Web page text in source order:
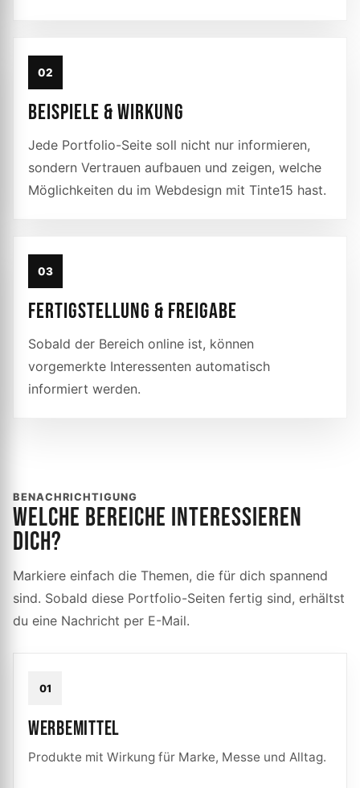
02
BEISPIELE & WIRKUNG
Jede Portfolio-Seite soll nicht nur informieren,
sondern Vertrauen aufbauen und zeigen, welche
Möglichkeiten du im Webdesign mit Tinte15 hast.
03
FERTIGSTELLUNG & FREIGABE
Sobald der Bereich online ist, können
vorgemerkte Interessenten automatisch
informiert werden.
BENACHRICHTIGUNG
WELCHE BEREICHE INTERESSIEREN
DICH?
Markiere einfach die Themen, die für dich spannend
sind. Sobald diese Portfolio-Seiten fertig sind, erhältst
du eine Nachricht per E-Mail.
01
WERBEMITTEL
Produkte mit Wirkung für Marke, Messe und Alltag.